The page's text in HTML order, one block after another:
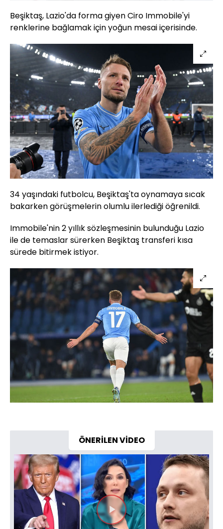
Beşiktaş, Lazio'da forma giyen Ciro Immobile'yi
renklerine bağlamak için yoğun mesai içerisinde.
34 yaşındaki futbolcu, Beşiktaş'ta oynamaya sıcak
bakarken görüşmelerin olumlu ilerlediği öğrenildi.
Immobile'nin 2 yıllık sözleşmesinin bulunduğu Lazio
ile de temaslar sürerken Beşiktaş transferi kısa
sürede bitirmek istiyor.
ÖNERİLEN VİDEO
Videoyu